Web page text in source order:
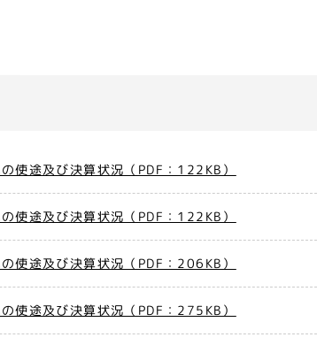
使途及び決算状況（PDF：122KB）
使途及び決算状況（PDF：122KB）
使途及び決算状況（PDF：206KB）
使途及び決算状況（PDF：275KB）